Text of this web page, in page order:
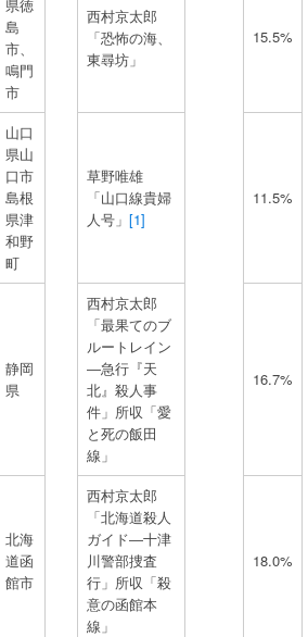
県徳
島
市、
鳴門
市
西村京太郎
「恐怖の海、
東尋坊」
15.5%
山口
県山
口市
島根
県津
和野
町
草野唯雄
「山口線貴婦
人号」 [1]
11.5%
静岡
県
西村京太郎
「最果てのブ
ルートレイン
―急行『天
北』殺人事
件」所収「愛
と死の飯田
線」
16.7%
北海
道函
館市
西村京太郎
「北海道殺人
ガイド―十津
川警部捜査
行」所収「殺
意の函館本
線」
18.0%